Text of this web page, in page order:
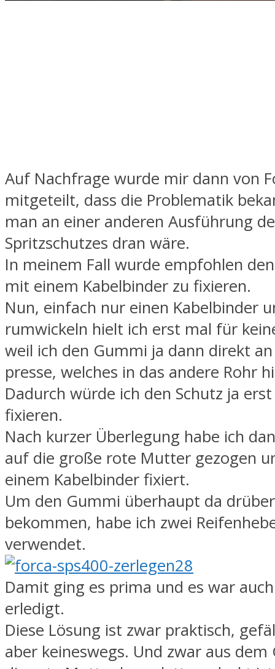
Auf Nachfrage wurde mir dann von
mitgeteilt, dass die Problematik
man an einer anderen Ausführung
Spritzschutzes dran wäre.
In meinem Fall wurde empfohlen
mit einem Kabelbinder zu fixieren.
Nun, einfach nur einen Kabelbinder
rumwickeln hielt ich erst mal für
weil ich den Gummi ja dann direkt
presse, welches in das andere Rohr
Dadurch würde ich den Schutz ja
fixieren.
Nach kurzer Überlegung habe ich
auf die große rote Mutter gezogen
einem Kabelbinder fixiert.
Um den Gummi überhaupt da
bekommen, habe ich zwei
verwendet.
Damit ging es prima und es war
erledigt.
Diese Lösung ist zwar praktisch,
aber keineswegs. Und zwar aus dem